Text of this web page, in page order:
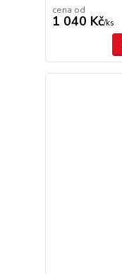
cena od
1 040 Kč/ks